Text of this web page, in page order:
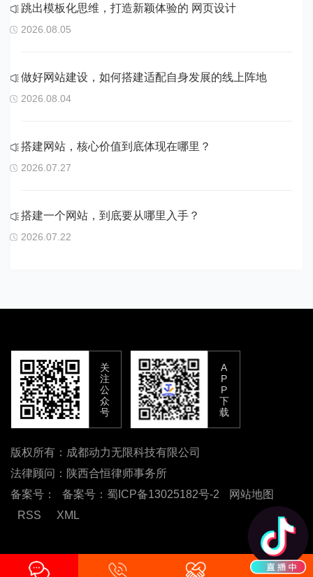
跳出模板化思维，打造新颖体验的 网页设计
2026.08.05
做好网站建设，如何搭建适配自身发展的线上阵地
2026.08.04
搭建网站，核心价值到底体现在哪里？
2026.07.27
搭建一个网站，到底要从哪里入手？
2026.07.22
关
注
公
众
号
A
P
P
下
载
版权所有：成都动力无限科技有限公司
法律顾问：陕西合恒律师事务所
备案号：
备案号：蜀ICP备13025182号-2
网站地图
RSS
XML